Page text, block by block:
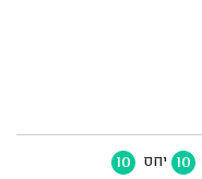
10 יחס 10